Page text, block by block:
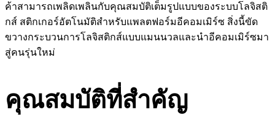
ค้าสามารถเพลิดเพลินกับคุณสมบัติเต็มรูปแบบของระบบโลจิสติ
กส์ สติกเกอร์อัตโนมัติสำหรับแพลตฟอร์มอีคอมเมิร์ซ สิ่งนี้ขัด
ขวางกระบวนการโลจิสติกส์แบบแมนนวลและนำอีคอมเมิร์ซมา
สู่คนรุ่นใหม่
คุณสมบัติที่สำคัญ